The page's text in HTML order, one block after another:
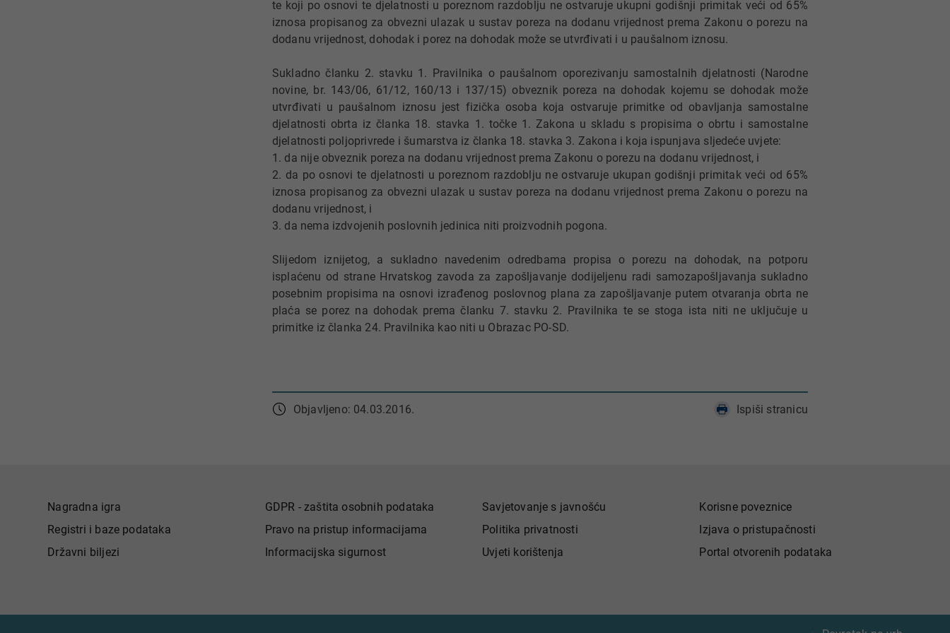
te koji po osnovi te djelatnosti u poreznom razdoblju ne ostvaruje ukupni godišnji primitak veći od 65%
iznosa propisanog za obvezni ulazak u sustav poreza na dodanu vrijednost prema Zakonu o porezu na
dodanu vrijednost, dohodak i porez na dohodak može se utvrđivati i u paušalnom iznosu.
Sukladno članku 2. stavku 1. Pravilnika o paušalnom oporezivanju samostalnih djelatnosti (Narodne
novine, br. 143/06, 61/12, 160/13 i 137/15) obveznik poreza na dohodak kojemu se dohodak može
utvrđivati u paušalnom iznosu jest fizička osoba koja ostvaruje primitke od obavljanja samostalne
djelatnosti obrta iz članka 18. stavka 1. točke 1. Zakona u skladu s propisima o obrtu i samostalne
djelatnosti poljoprivrede i šumarstva iz članka 18. stavka 3. Zakona i koja ispunjava sljedeće uvjete:
1. da nije obveznik poreza na dodanu vrijednost prema Zakonu o porezu na dodanu vrijednost, i
2. da po osnovi te djelatnosti u poreznom razdoblju ne ostvaruje ukupan godišnji primitak veći od 65%
iznosa propisanog za obvezni ulazak u sustav poreza na dodanu vrijednost prema Zakonu o porezu na
dodanu vrijednost, i
3. da nema izdvojenih poslovnih jedinica niti proizvodnih pogona.
Slijedom iznijetog, a sukladno navedenim odredbama propisa o porezu na dohodak, na potporu
isplaćenu od strane Hrvatskog zavoda za zapošljavanje dodijeljenu radi samozapošljavanja sukladno
posebnim propisima na osnovi izrađenog poslovnog plana za zapošljavanje putem otvaranja obrta ne
plaća se porez na dohodak prema članku 7. stavku 2. Pravilnika te se stoga ista niti ne uključuje u
primitke iz članka 24. Pravilnika kao niti u Obrazac PO-SD.
Objavljeno: 04.03.2016. Ispiši stranicu
Nagradna igra
Registri i baze podataka
Državni biljezi
GDPR - zaštita osobnih podataka
Pravo na pristup informacijama
Informacijska sigurnost
Savjetovanje s javnošću
Politika privatnosti
Uvjeti korištenja
Korisne poveznice
Izjava o pristupačnosti
Portal otvorenih podataka